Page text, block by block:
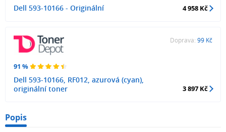
Dell 593-10166 - Originální 4 958 Kč
91 %
Dell 593-10166, RF012, azurová (cyan),
originální toner
Doprava: 99 Kč
3 897 Kč
Popis